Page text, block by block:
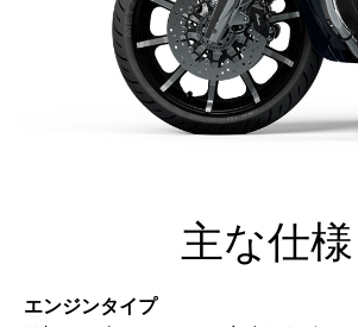
主な仕様
エンジンタイプ